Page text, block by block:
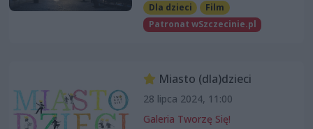
Dla dzieci
Film
Patronat wSzczecinie.pl
Miasto (dla)dzieci
28 lipca 2024, 11:00
Galeria Tworzę Się!